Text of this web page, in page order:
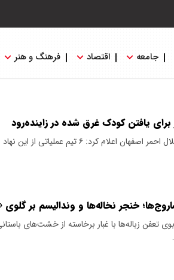
جامعه اقتصاد فرهنگ و هنر
یافتن کودک غرق شده در زاینده‌رود
مدیرعامل جمعیت هلال احمر اصفهان اعلام
خنجر نخاله‌ها و وندالیسم بر
بوی تعفن زباله‌ها با غبار برخاسته از خشت‌های